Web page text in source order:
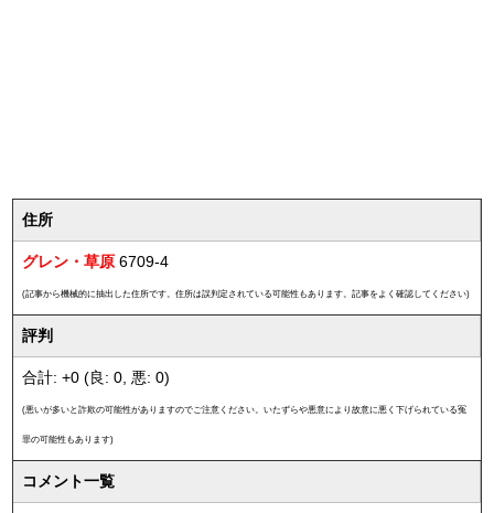
住所
グレン・草原 6709-4
(記事から機械的に抽出した住所です。住所は誤判定されている可能性もあります。記事をよく確認してください)
評判
合計: +0 (良: 0, 悪: 0)
(悪いが多いと詐欺の可能性がありますのでご注意ください。いたずらや悪意により故意に悪く下げられている冤
罪の可能性もあります)
コメント一覧